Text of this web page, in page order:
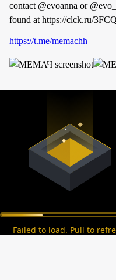
contact @evoanna or
found at https://clck.ru/
https://t.me/memachh
Failed to load. Pull to